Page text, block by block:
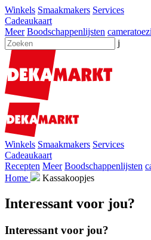
Winkels Smaakmakers Services
Cadeaukaart
Meer Boodschappenlijsten
j
Winkels Smaakmakers Services
Cadeaukaart
Recepten Meer Boodschappenlijsten
Home
Kassakoopjes
Interessant voor jou?
Interessant voor jou?